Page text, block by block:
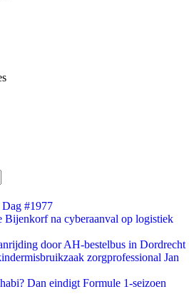
Dag #1977
Bijenkorf na cyberaanval op logistiek
door AH-bestelbus in Dordrecht
zorgprofessional Jan
Dan eindigt Formule 1-seizoen